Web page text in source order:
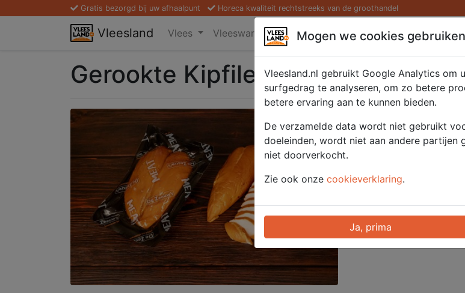
Gratis bezorgd bij uw afhaalpunt Horeca kwaliteit rechtstreeks van de groothandel
Vleesland Vlees Vleeswaren Kaas/ Zuivel Saté/ Barbecue
Gerookte Kipfilet 450 gram
Categorie
Selecteer hier uw
Mogen we cookies
Vleesland.nl gebruikt Google Analytics om
surfgedrag te analyseren, om zo betere
betere ervaring aan te kunnen bieden.
De verzamelde data wordt niet gebruikt
doeleinden, wordt niet aan andere partijen
niet doorverkocht.
Zie ook onze cookieverklaring.
Ja, prima